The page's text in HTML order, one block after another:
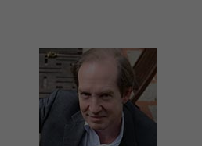
Image(s)